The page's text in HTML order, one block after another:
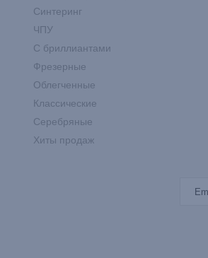
Синтеринг
ЧПУ
С бриллиантами
Фрезерные
Облегченные
Классические
Серебряные
Хиты продаж